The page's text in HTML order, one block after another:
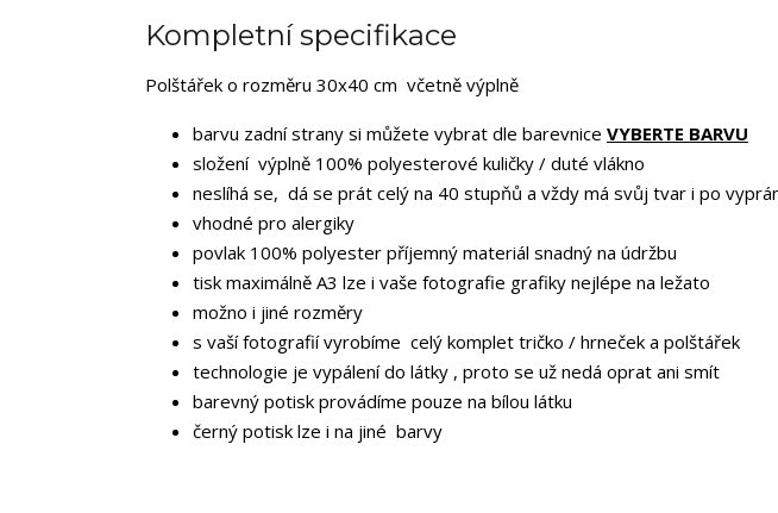
Kompletní specifikace
Polštářek o rozměru 30x40 cm včetně výplně
barvu zadní strany si můžete vybrat dle barevnice VYBERTE BARVU
složení výplně 100% polyesterové kuličky / duté vlákno
neslíhá se, dá se prát celý na 40 stupňů a vždy má svůj tvar i po
vhodné pro alergiky
povlak 100% polyester příjemný materiál snadný na údržbu
tisk maximálně A3 lze i vaše fotografie grafiky nejlépe na ležato
možno i jiné rozměry
s vaší fotografií vyrobíme celý komplet tričko / hrneček a polštářek
technologie je vypálení do látky , proto se už nedá oprat ani smít
barevný potisk provádíme pouze na bílou látku
černý potisk lze i na jiné barvy